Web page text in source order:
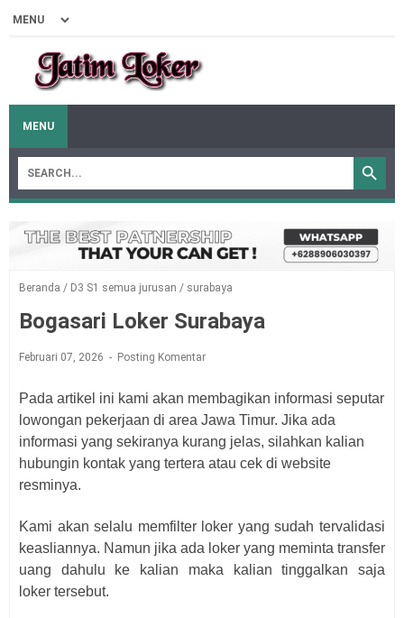
MENU
Beranda / D3 S1 semua jurusan / surabaya
Bogasari Loker Surabaya
Februari 07, 2026 Posting Komentar
Pada artikel ini kami akan membagikan informasi seputar
lowongan pekerjaan di area Jawa Timur. Jika ada
informasi yang sekiranya kurang jelas, silahkan kalian
hubungin kontak yang tertera atau cek di website
resminya.
Kami akan selalu memfilter loker yang sudah tervalidasi
keasliannya. Namun jika ada loker yang meminta transfer
uang dahulu ke kalian maka kalian tinggalkan saja
loker tersebut.